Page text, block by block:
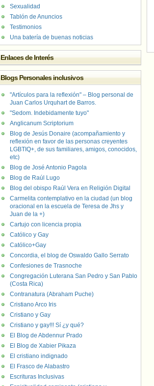
Sexualidad
Tablón de Anuncios
Testimonios
Una batería de buenas noticias
Enlaces de Interés
Blogs Personales inclusivos
"Artículos para la reflexión" – Blog personal de
Juan Carlos Urquhart de Barros.
"Sedom. Indebidamente tuyo"
Anglicanum Scriptorium
Blog de Jesús Donaire (acompañamiento y
reflexión en favor de las personas creyentes
LGBTIQ+, de sus familiares, amigos, conocidos,
etc)
Blog de José Antonio Pagola
Blog de Raúl Lugo
Blog del obispo Raúl Vera en Religión Digital
Carmelita contemplativo en la ciudad (un blog
oracional en la escuela de Teresa de Jhs y
Juan de la +)
Cartujo con licencia propia
Católico y Gay
Católico+Gay
Concordia, el blog de Oswaldo Gallo Serrato
Confesiones de Trasnoche
Congregación Luterana San Pedro y San Pablo
(Costa Rica)
Contranatura (Abraham Puche)
Cristiano Arco Iris
Cristiano y Gay
Cristiano y gay!!! Sí ¿y qué?
El Blog de Abdennur Prado
El Blog de Xabier Pikaza
El cristiano indignado
El Frasco de Alabastro
Escrituras Inclusivas